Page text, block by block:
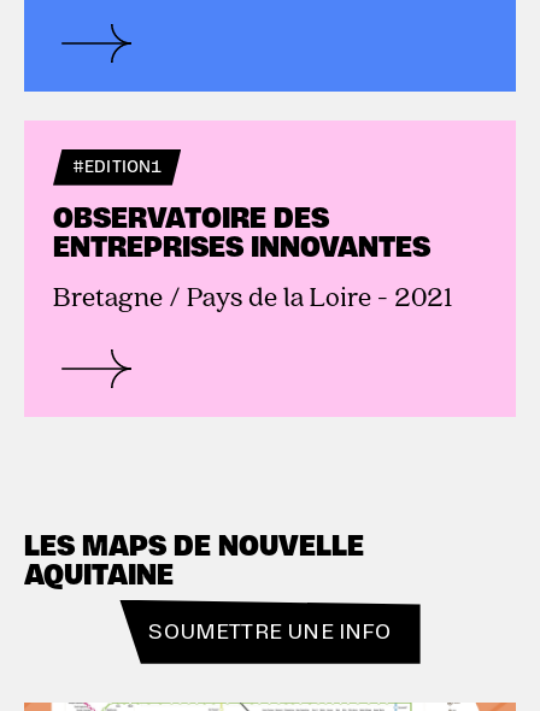
#EDITION1
OBSERVATOIRE DES
ENTREPRISES INNOVANTES
Bretagne / Pays de la Loire - 2021
LES MAPS DE NOUVELLE
AQUITAINE
SOUMETTRE UNE INFO